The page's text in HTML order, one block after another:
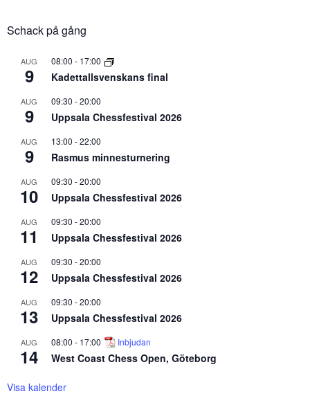
Schack på gång
AUG
9
08:00 - 17:00
Kadettallsvenskans final
AUG
9
09:30 -20:00
Uppsala Chessfestival 2026
AUG
9
13:00 -22:00
Rasmus minnesturnering
AUG
10
09:30 -20:00
Uppsala Chessfestival 2026
AUG
11
09:30 -20:00
Uppsala Chessfestival 2026
AUG
12
09:30 -20:00
Uppsala Chessfestival 2026
AUG
13
09:30 -20:00
Uppsala Chessfestival 2026
AUG
14
08:00 - 17:00 Inbjudan
West Coast Chess Open, Göteborg
Visa kalender